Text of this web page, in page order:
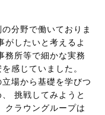
分野で働いておりま
がしたいと考えるよ
務所等で細かな実務
感じていました。
場から基礎を学びつ
挑戦してみようと
クラウングループは